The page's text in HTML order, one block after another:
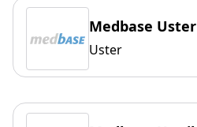
Medbase Uster
Uster